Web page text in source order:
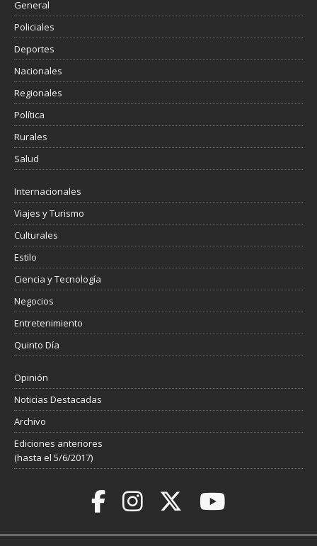
General
Policiales
Deportes
Nacionales
Regionales
Política
Rurales
Salud
Internacionales
Viajes y Turismo
Culturales
Estilo
Ciencia y Tecnología
Negocios
Entretenimiento
Quinto Día
Opinión
Noticias Destacadas
Archivo
Ediciones anteriores
(hasta el 5/6/2017)